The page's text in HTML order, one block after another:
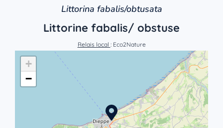
Littorina fabalis/obtusata
Littorine fabalis/ obstuse
Relais local : Eco2Nature
+
−